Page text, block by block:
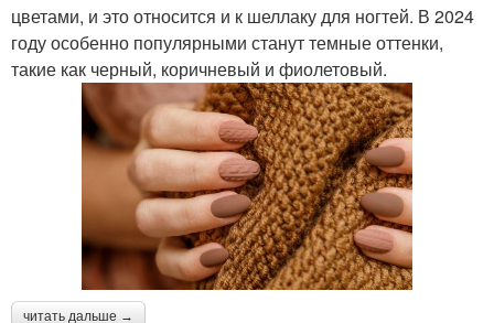
цветами, и это относится и к шеллаку для ногтей. В 2024
году особенно популярными станут темные оттенки,
такие как черный, коричневый и фиолетовый.
читать дальше →